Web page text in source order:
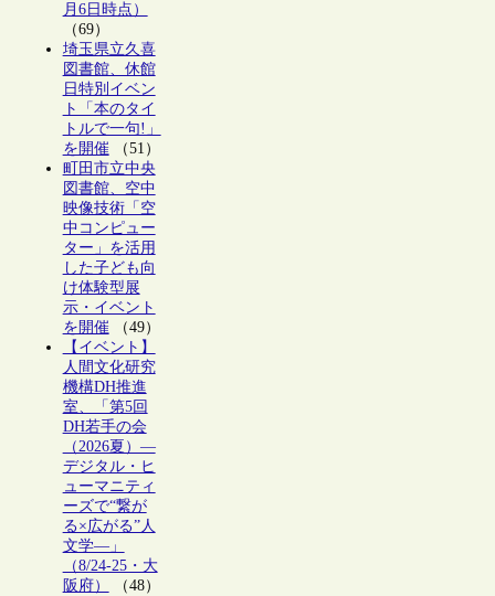
月6日時点）
（69）
埼玉県立久喜
図書館、休館
日特別イベン
ト「本のタイ
トルで一句!」
を開催（51）
町田市立中央
図書館、空中
映像技術「空
中コンピュー
ター」を活用
した子ども向
け体験型展
示・イベント
を開催（49）
【イベント】
人間文化研究
機構DH推進
室、「第5回
DH若手の会
（2026夏）―
デジタル・ヒ
ューマニティ
ーズで“繋が
る×広がる”人
文学―」
（8/24-25・大
阪府）
（48）